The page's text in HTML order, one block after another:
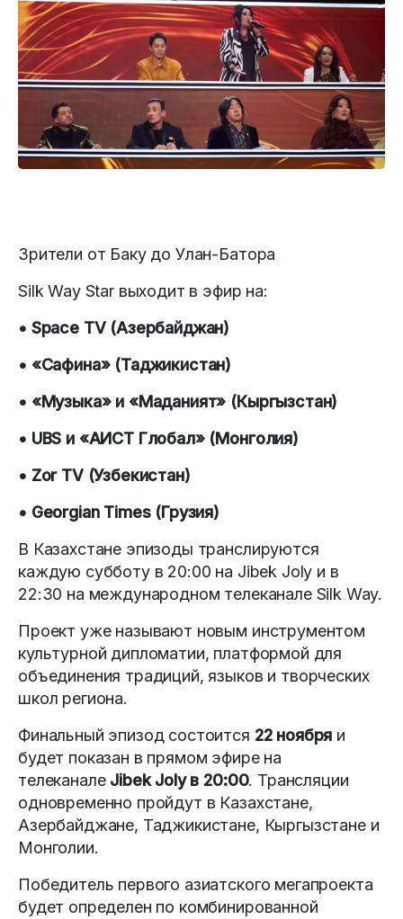
Зрители от Баку до Улан-Батора
Silk Way Star выходит в эфир на:
• Space TV (Азербайджан)
• «Сафина» (Таджикистан)
• «Музыка» и «Маданият» (Кыргызстан)
• UBS и «АИСТ Глобал» (Монголия)
• Zor TV (Узбекистан)
• Georgian Times (Грузия)
В Казахстане эпизоды транслируются
каждую субботу в 20:00 на Jibek Joly и в
22:30 на международном телеканале Silk Way.
Проект уже называют новым инструментом
культурной дипломатии, платформой для
объединения традиций, языков и творческих
школ региона.
Финальный эпизод состоится 22 ноября и
будет показан в прямом эфире на
телеканале Jibek Joly в 20:00. Трансляции
одновременно пройдут в Казахстане,
Азербайджане, Таджикистане, Кыргызстане и
Монголии.
Победитель первого азиатского мегапроекта
будет определен по комбинированной